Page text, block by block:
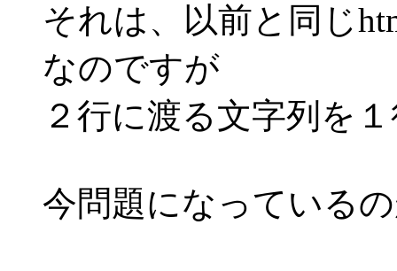
それは、以前と同じ
なのですが
２行に渡る文字列を
今問題になっている